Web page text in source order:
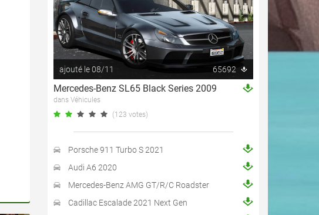
ajouté le 08/11 65692
Mercedes-Benz SL65 Black Series 2009
dans Véhicules
(123 votes)
Porsche 911 Turbo S 2021
Audi A6 2020
Mercedes-Benz AMG GT/R/C Roadster
Cadillac Escalade 2021 Next Gen